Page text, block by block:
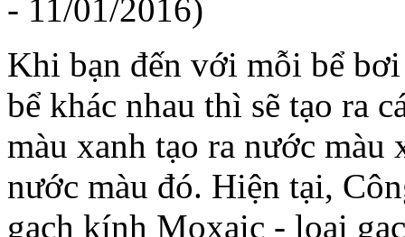
- 11/01/2016)
Khi bạn đến với mỗi bể
bể khác nhau thì sẽ tạo ra
màu xanh tạo ra nước màu
nước màu đó. Hiện tại,
gạch kính Moxaic - loại